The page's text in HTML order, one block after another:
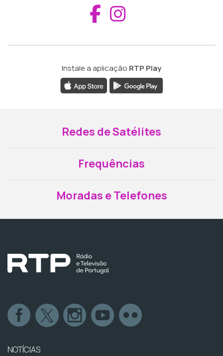
Aceder ao
Instale a aplicação RTP Play
Redes de Satélites
Frequências
Moradas e Telefones
NOTÍCIAS